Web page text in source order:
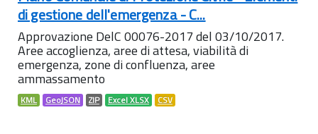
di gestione dell'emergenza - C...
Approvazione DelC 00076-2017 del 03/10/2017.
Aree accoglienza, aree di attesa, viabilità di
emergenza, zone di confluenza, aree
ammassamento
KML GeoJSON ZIP Excel XLSX CSV